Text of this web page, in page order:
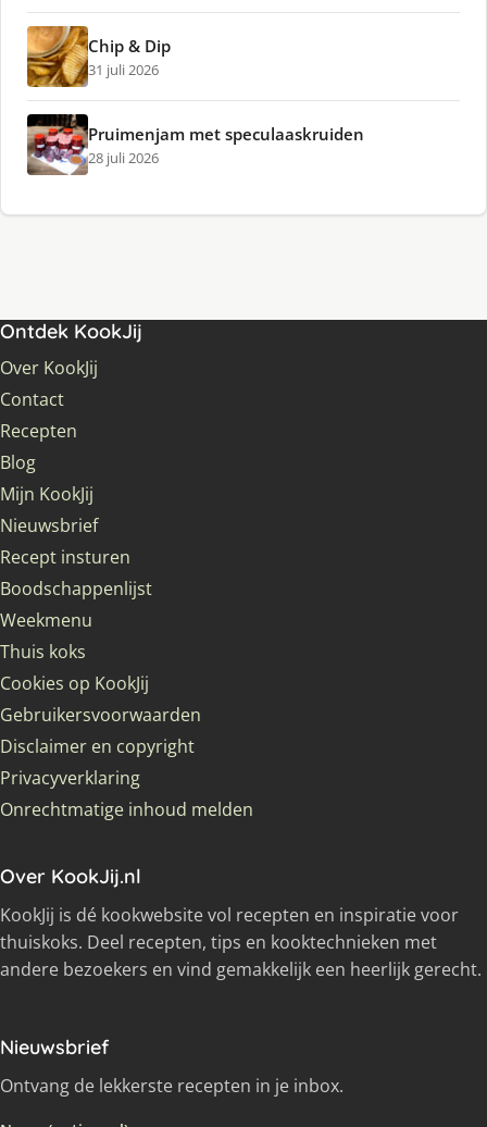
Chip & Dip
31 juli 2026
Pruimenjam met speculaaskruiden
28 juli 2026
Ontdek KookJij
Over KookJij
Contact
Recepten
Blog
Mijn KookJij
Nieuwsbrief
Recept insturen
Boodschappenlijst
Weekmenu
Thuis koks
Cookies op KookJij
Gebruikersvoorwaarden
Disclaimer en copyright
Privacyverklaring
Onrechtmatige inhoud melden
Over KookJij.nl
KookJij is dé kookwebsite vol recepten en inspiratie voor
thuiskoks. Deel recepten, tips en kooktechnieken met
andere bezoekers en vind gemakkelijk een heerlijk gerecht.
Nieuwsbrief
Ontvang de lekkerste recepten in je inbox.